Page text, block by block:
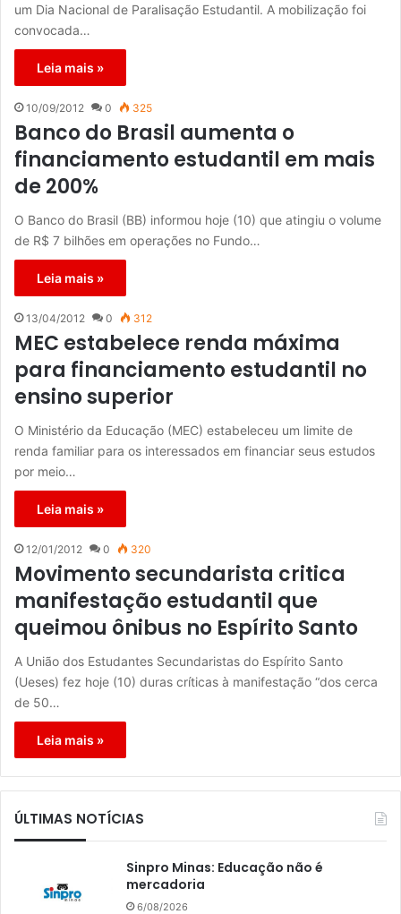
um Dia Nacional de Paralisação Estudantil. A mobilização foi
convocada…
Leia mais »
10/09/2012 0 325
Banco do Brasil aumenta o
financiamento estudantil em mais
de 200%
O Banco do Brasil (BB) informou hoje (10) que atingiu o volume
de R$ 7 bilhões em operações no Fundo…
Leia mais »
13/04/2012 0 312
MEC estabelece renda máxima
para financiamento estudantil no
ensino superior
O Ministério da Educação (MEC) estabeleceu um limite de
renda familiar para os interessados em financiar seus estudos
por meio…
Leia mais »
12/01/2012 0 320
Movimento secundarista critica
manifestação estudantil que
queimou ônibus no Espírito Santo
A União dos Estudantes Secundaristas do Espírito Santo
(Ueses) fez hoje (10) duras críticas à manifestação “dos cerca
de 50…
Leia mais »
ÚLTIMAS NOTÍCIAS
Sinpro Minas: Educação não é
mercadoria
6/08/2026